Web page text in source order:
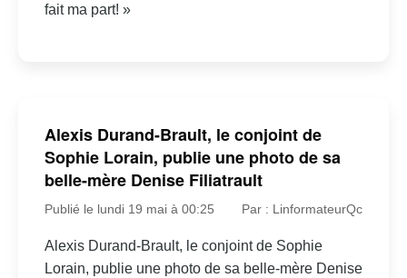
fait ma part! »
Alexis Durand-Brault, le conjoint de
Sophie Lorain, publie une photo de sa
belle-mère Denise Filiatrault
Publié le lundi 19 mai à 00:25 Par : LinformateurQc
Alexis Durand-Brault, le conjoint de Sophie
Lorain, publie une photo de sa belle-mère Denise